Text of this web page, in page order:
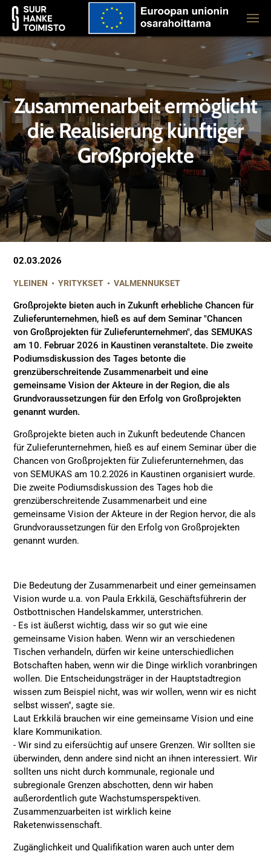
Zusammenarbeit ermöglicht
die Realisierung künftiger
Großprojekte
02.03.2026
YLEINEN •YRITYKSET •VALMENNUKSET
Großprojekte bieten auch in Zukunft erhebliche Chancen für
Zulieferunternehmen, hieß es auf dem Seminar "Chancen
von Großprojekten für Zulieferunternehmen", das SEMUKAS
am 10. Februar 2026 in Kaustinen veranstaltete. Die zweite
Podiumsdiskussion des Tages betonte die
grenzüberschreitende Zusammenarbeit und eine
gemeinsame Vision der Akteure in der Region, die als
Grundvoraussetzungen für den Erfolg von Großprojekten
genannt wurden.
Großprojekte bieten auch in Zukunft bedeutende Chancen
für Zulieferunternehmen, hieß es auf einem Seminar über die
Chancen von Großprojekten für Zulieferunternehmen, das
von SEMUKAS am 10.2.2026 in Kaustinen organisiert wurde.
Die zweite Podiumsdiskussion des Tages hob die
grenzüberschreitende Zusammenarbeit und eine
gemeinsame Vision der Akteure in der Region hervor, die als
Grundvoraussetzungen für den Erfolg von Großprojekten
genannt wurden.
Die Bedeutung der Zusammenarbeit und einer gemeinsamen
Vision wurde u.a. von Paula Erkkilä, Geschäftsführerin der
Ostbottnischen Handelskammer, unterstrichen.
- Es ist äußerst wichtig, dass wir so gut wie eine
gemeinsame Vision haben. Wenn wir an verschiedenen
Tischen verhandeln, dürfen wir keine unterschiedlichen
Botschaften haben, wenn wir die Dinge wirklich voranbringen
wollen. Die Entscheidungsträger in der Hauptstadtregion
wissen zum Beispiel nicht, was wir wollen, wenn wir es nicht
selbst wissen", sagte sie.
Laut Erkkilä brauchen wir eine gemeinsame Vision und eine
klare Kommunikation.
- Wir sind zu eifersüchtig auf unsere Grenzen. Wir sollten sie
überwinden, denn andere sind nicht an ihnen interessiert. Wir
sollten uns nicht durch kommunale, regionale und
subregionale Grenzen abschotten, denn wir haben
außerordentlich gute Wachstumsperspektiven.
Zusammenzuarbeiten ist wirklich keine
Raketenwissenschaft.
Zugänglichkeit und Qualifikation waren auch unter dem